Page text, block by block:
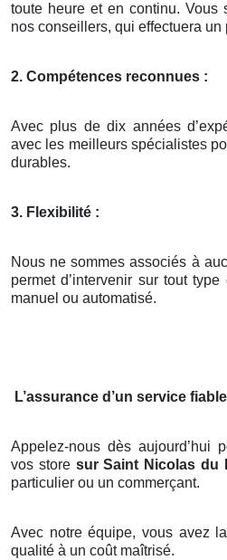
toute heure et en continu. Vous
nos conseillers, qui effectuera un
2. Compétences reconnues :
Avec plus de dix années
avec les meilleurs spécialistes
durables.
3. Flexibilité :
Nous ne sommes associés à
permet d’intervenir sur tout
manuel ou automatisé.
L’assurance d’un service fiable
Appelez-nous dès aujourd’hui
vos store sur Saint Nicolas du
particulier ou un commerçant.
Avec notre équipe, vous avez
qualité à un coût maîtrisé.